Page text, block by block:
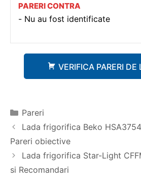
PARERI CONTRA
Nu au fost identificate
VERIFICA PARERI
Categorii
Pareri
Navigare
în
Lada frigorifica Beko
Pareri obiective
Lada frigorifica Star-Light
si Recomandari